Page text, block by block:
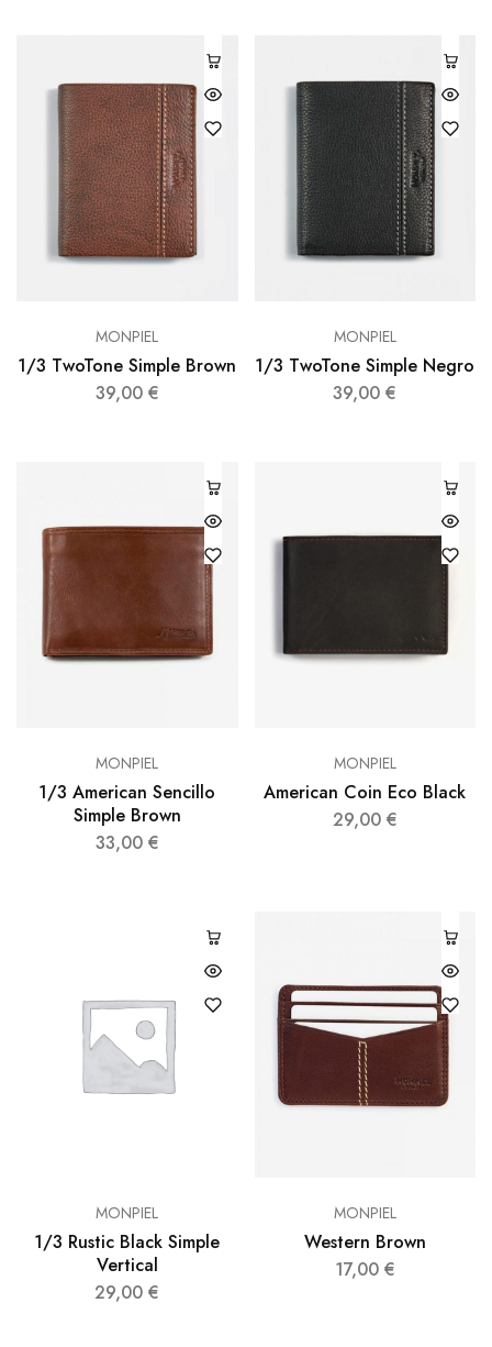
MONPIEL
1/3 TwoTone Simple Brown
39,00 €
MONPIEL
1/3 TwoTone Simple Negro
39,00€
MONPIEL
1/3 American Sencillo
Simple Brown
33,00 €
MONPIEL
American Coin Eco Black
29,00 €
MONPIEL
1/3 Rustic Black Simple
Vertical
29,00€
MONPIEL
Western Brown
17,00 €